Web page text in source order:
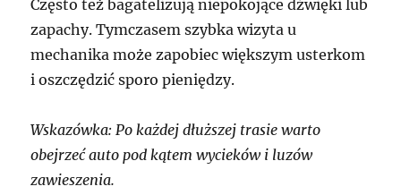
Często też bagatelizują niepokojące dźwięki lub
zapachy. Tymczasem szybka wizyta u
mechanika może zapobiec większym usterkom
i oszczędzić sporo pieniędzy.
Wskazówka: Po każdej dłuższej trasie warto
obejrzeć auto pod kątem wycieków i luzów
zawieszenia.